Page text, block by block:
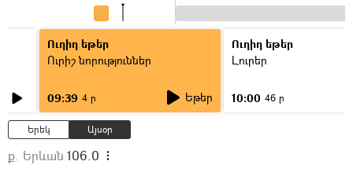
Ուղիղ եթեր
Ուրիշ նորություններ
09:39 4 ր Եթեր
Ուղիղ եթեր
Լուրեր
10:00 46 ր
Երեկ Այսօր
ք. Երևան 106.0